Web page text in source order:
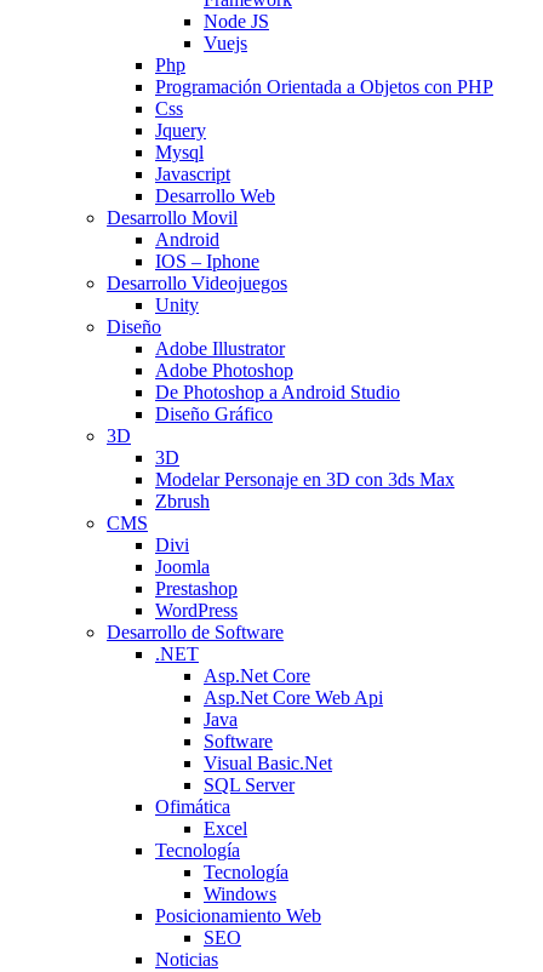
Node JS
Vuejs
Php
Programación Orientada a Objetos con PHP
Css
Jquery
Mysql
Javascript
Desarrollo Web
Desarrollo Movil
Android
IOS – Iphone
Desarrollo Videojuegos
Unity
Diseño
Adobe Illustrator
Adobe Photoshop
De Photoshop a Android Studio
Diseño Gráfico
3D
3D
Modelar Personaje en 3D con 3ds Max
Zbrush
CMS
Divi
Joomla
Prestashop
WordPress
Desarrollo de Software
.NET
Asp.Net Core
Asp.Net Core Web Api
Java
Software
Visual Basic.Net
SQL Server
Ofimática
Excel
Tecnología
Tecnología
Windows
Posicionamiento Web
SEO
Noticias